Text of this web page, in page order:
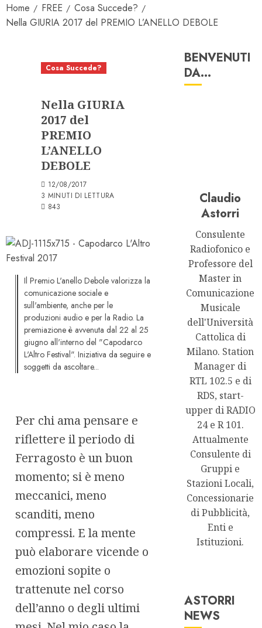
Home FREE
Cosa Succede?
Nella GIURIA 2017 del PREMIO L’ANELLO DEBOLE
Cosa Succede?
Nella GIURIA
2017 del
PREMIO
L’ANELLO
DEBOLE
12/08/2017
3 MINUTI DI LETTURA
843
Il Premio L'anello Debole valorizza la
comunicazione sociale e
sull'ambiente, anche per le
produzioni audio e per la Radio. La
premiazione è avvenuta dal 22 al 25
giugno all'interno del "Capodarco
L'Altro Festival". Iniziativa da seguire e
soggetti da ascoltare...
Per chi ama pensare e
riflettere il periodo di
Ferragosto è un buon
momento; si è meno
meccanici, meno
scanditi, meno
compressi. E la mente
può elaborare vicende o
emozioni sopite o
trattenute nel corso
dell’anno o degli ultimi
BENVENUTI
DA…
Claudio
Astorri
Consulente
Radiofonico e
Professore del
Master in
Comunicazione
Musicale
dell'Università
Cattolica di
Milano. Station
Manager di
RTL 102.5 e di
RDS, start-
upper di RADIO
24 e R 101.
Attualmente
Consulente di
Gruppi e
Stazioni Locali,
Concessionarie
di Pubblicità,
Enti e
Istituzioni.
ASTORRI
NEWSAstorri News